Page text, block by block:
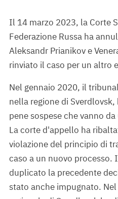
Il 14 marzo 2023, la Corte
Federazione Russa ha
Aleksandr Prianikov e
rinviato il caso per un altro
Nel gennaio 2020, il
nella regione di
pene sospese che vanno
La corte d'appello ha
violazione del principio di
caso a un nuovo processo.
duplicato la precedente
stato anche impugnato.